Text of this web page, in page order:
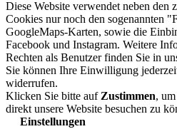
Diese Website verwendet neben den
Cookies nur noch den sogenannten
GoogleMaps-Karten, sowie die
Facebook und Instagram. Weitere
Rechten als Benutzer finden Sie in
Sie können Ihre Einwilligung
widerrufen.
Klicken Sie bitte auf Zustimmen,
direkt unsere Website besuchen zu
Einstellungen